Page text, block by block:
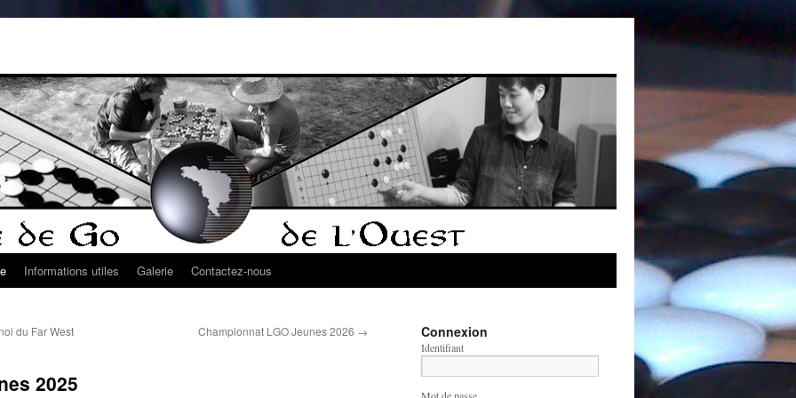
Informations utiles Galerie Contactez-nous
du Far West
Championnat LGO Jeunes 2026 →
2025
Connexion
Identifiant